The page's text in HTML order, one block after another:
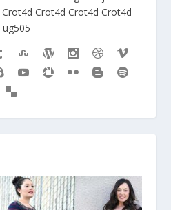
Crot4d Crot4d Crot4d Crot4d
ug505